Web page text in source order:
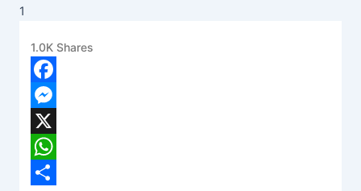
1
1.0K Shares
Facebook
Messenger
X
WhatsApp